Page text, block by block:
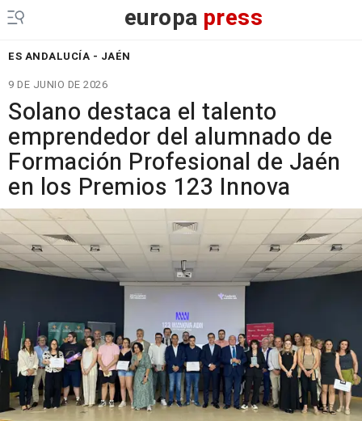
europa press
ES ANDALUCÍA - JAÉN
9 DE JUNIO DE 2026
Solano destaca el talento
emprendedor del alumnado de
Formación Profesional de Jaén
en los Premios 123 Innova